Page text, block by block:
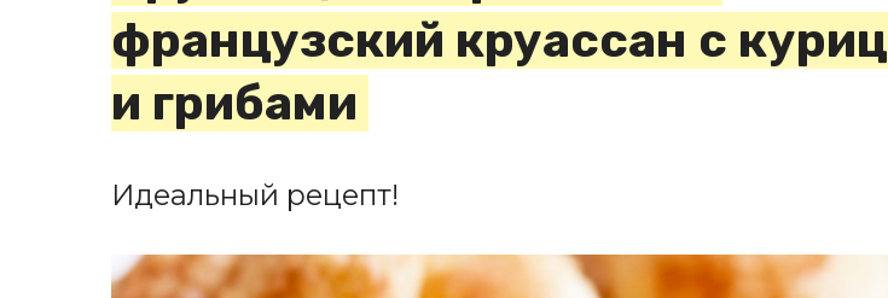
французский круассан с
и грибами
Идеальный рецепт!